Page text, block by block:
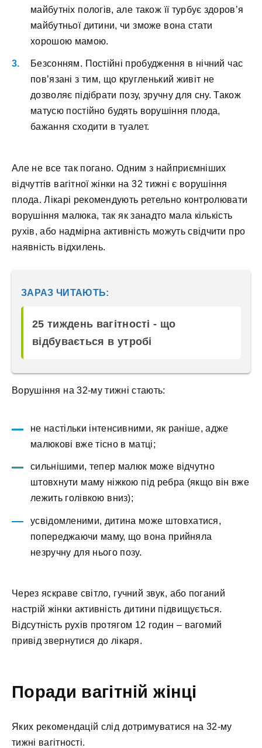
майбутніх пологів, але також її турбує здоров’я
майбутньої дитини, чи зможе вона стати
хорошою мамою.
Безсонням. Постійні пробудження в нічний час
пов’язані з тим, що кругленький живіт не
дозволяє підібрати позу, зручну для сну. Також
матусю постійно будять ворушіння плода,
бажання сходити в туалет.
Але не все так погано. Одним з найприємніших
відчуттів вагітної жінки на 32 тижні є ворушіння
плода. Лікарі рекомендують ретельно контролювати
ворушіння малюка, так як занадто мала кількість
рухів, або надмірна активність можуть свідчити про
наявність відхилень.
ЗАРАЗ ЧИТАЮТЬ:
25 тиждень вагітності - що
відбувається в утробі
Ворушіння на 32-му тижні стають:
не настільки інтенсивними, як раніше, адже
малюкові вже тісно в матці;
сильнішими, тепер малюк може відчутно
штовхнути маму ніжкою під ребра (якщо він вже
лежить голівкою вниз);
усвідомленими, дитина може штовхатися,
попереджаючи маму, що вона прийняла
незручну для нього позу.
Через яскраве світло, гучний звук, або поганий
настрій жінки активність дитини підвищується.
Відсутність рухів протягом 12 годин – вагомий
привід звернутися до лікаря.
Поради вагітній жінці
Яких рекомендацій слід дотримуватися на 32-му
тижні вагітності.